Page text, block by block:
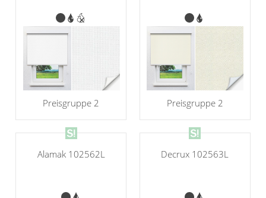
Preisgruppe 2 Preisgruppe 2
Alamak 102562L Decrux 102563L